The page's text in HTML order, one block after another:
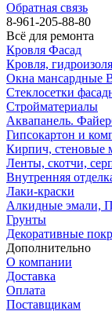
Обратная связь
8-961-205-88-80
Всё для ремонта
Кровля Фасад
Кровля,
Окна мансардные
Стеклосетки
Стройматериалы
Аквапанель.
Гипсокартон и
Кирпич, стеновые
Ленты, скотчи,
Внутренняя
Лаки-краски
Алкидные эмали,
Грунты
Декоративные
Дополнительно
О компании
Доставка
Оплата
Поставщикам